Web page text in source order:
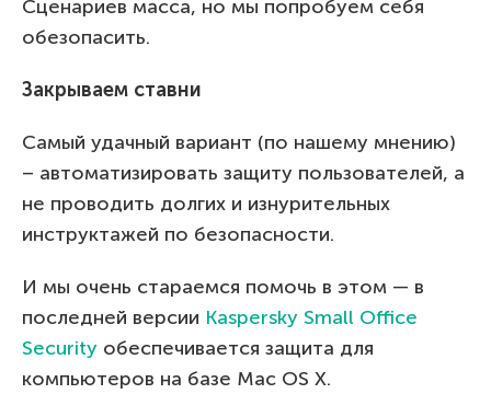
Сценариев масса, но мы попробуем себя
обезопасить.
Закрываем ставни
Самый удачный вариант (по нашему мнению)
– автоматизировать защиту пользователей, а
не проводить долгих и изнурительных
инструктажей по безопасности.
И мы очень стараемся помочь в этом — в
последней версии Kaspersky Small Office
Security обеспечивается защита для
компьютеров на базе Mac OS X.